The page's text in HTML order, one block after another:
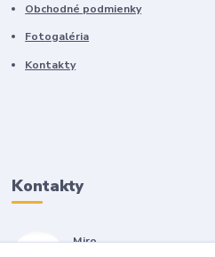
Obchodné podmienky
Fotogaléria
Kontakty
Kontakty
Miro